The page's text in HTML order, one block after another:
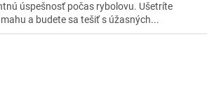
úspešnosť počas rybolovu. Ušetríte
a budete sa tešiť s úžasných...